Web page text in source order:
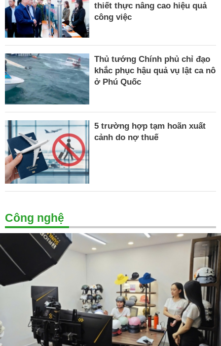
thiết thực nâng cao hiệu quả
công việc
Thủ tướng Chính phủ chỉ đạo
khắc phục hậu quả vụ lật ca nô
ở Phú Quốc
5 trường hợp tạm hoãn xuất
cảnh do nợ thuế
Công nghệ